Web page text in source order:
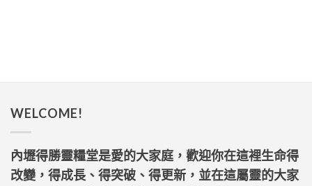
WELCOME!
內壢得勝靈糧堂是愛的大家庭，歡迎你在這裡生命得
改變，得成長、得突破、得更新，並在這屬靈的大家